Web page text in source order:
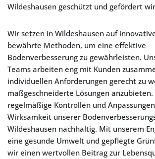
Wildeshausen geschützt und gefördert
Wir setzen in Wildeshausen auf
bewährte Methoden, um eine effektive
Bodenverbesserung zu gewährleisten.
Teams arbeiten eng mit Kunden
individuellen Anforderungen gerecht zu
maßgeschneiderte Lösungen anzubieten.
regelmäßige Kontrollen und
Wirksamkeit unserer
Wildeshausen nachhaltig. Mit unserem
eine gesunde Umwelt und gepflegte
wir einen wertvollen Beitrag zur